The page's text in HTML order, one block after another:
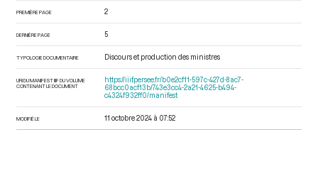
PREMIÈRE PAGE 2
DERNIÈRE PAGE 5
TYPOLOGIE DOCUMENTAIRE Discours et production des ministres
URI DU MANIFEST IIIF DU VOLUME
CONTENANT LE DOCUMENT
https://iiif.persee.fr/b0e2cf11-597c-427d-8ac7-
68bcc0acf13b/743e3cc4-2a21-4625-b494-
c4324f932ff0/manifest
MODIFIÉ LE 11 octobre 2024 à 07:52